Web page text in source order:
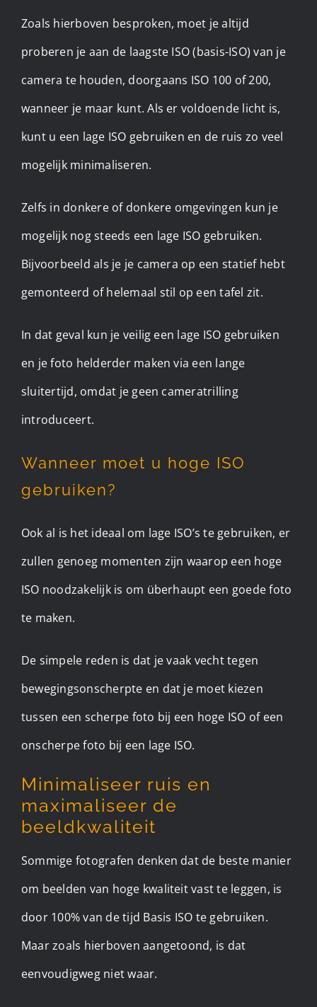
Zoals hierboven besproken, moet je altijd
proberen je aan de laagste ISO (basis-ISO) van je
camera te houden, doorgaans ISO 100 of 200,
wanneer je maar kunt. Als er voldoende licht is,
kunt u een lage ISO gebruiken en de ruis zo veel
mogelijk minimaliseren.
Zelfs in donkere of donkere omgevingen kun je
mogelijk nog steeds een lage ISO gebruiken.
Bijvoorbeeld als je je camera op een statief hebt
gemonteerd of helemaal stil op een tafel zit.
In dat geval kun je veilig een lage ISO gebruiken
en je foto helderder maken via een lange
sluitertijd, omdat je geen cameratrilling
introduceert.
Wanneer moet u hoge ISO
gebruiken?
Ook al is het ideaal om lage ISO’s te gebruiken, er
zullen genoeg momenten zijn waarop een hoge
ISO noodzakelijk is om überhaupt een goede foto
te maken.
De simpele reden is dat je vaak vecht tegen
bewegingsonscherpte en dat je moet kiezen
tussen een scherpe foto bij een hoge ISO of een
onscherpe foto bij een lage ISO.
Minimaliseer ruis en
maximaliseer de
beeldkwaliteit
Sommige fotografen denken dat de beste manier
om beelden van hoge kwaliteit vast te leggen, is
door 100% van de tijd Basis ISO te gebruiken.
Maar zoals hierboven aangetoond, is dat
eenvoudigweg niet waar.